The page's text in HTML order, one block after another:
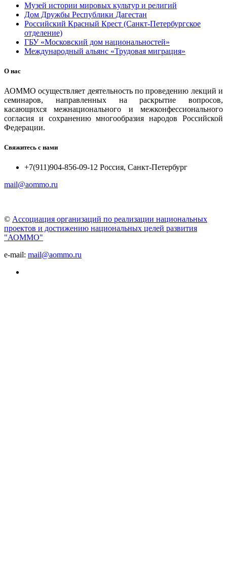
Музей истории мировых культур и религий
Дом Дружбы Республики Дагестан
Российский Красный Крест (Санкт-Петербургское
отделение)
ГБУ «Московский дом национальностей»
Международный альянс «Трудовая миграция»
О нас
АОММО осуществляет деятельность по проведению лекций и
семинаров, направленных на раскрытие вопросов,
касающихся межнационального и межконфессионального
согласия и сохранению многообразия народов Российской
Федерации.
Свяжитесь с нами
+7(911)904-856-09-12 Россия, Санкт-Петербург
mail@aommo.ru
© Ассоциация организаций по реализации национальных
проектов и достижению национальных целей развития
"АОММО"
e-mail: mail@aommo.ru